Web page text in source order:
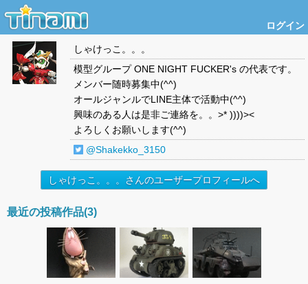
ログイン
しゃけっこ。。。
模型グループ ONE NIGHT FUCKER's の代表です。
メンバー随時募集中(^^)
オールジャンルでLINE主体で活動中(^^)
興味のある人は是非ご連絡を。。>* ))))><
よろしくお願いします(^^)
@Shakekko_3150
しゃけっこ。。。さんのユーザープロフィールへ
最近の投稿作品(3)